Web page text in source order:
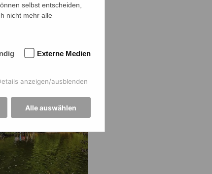
Land,
selbst entscheiden,
nicht mehr alle
Externe Medien
anzeigen/ausblenden
Alle auswählen